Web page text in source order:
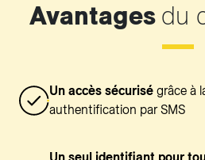
Avantages du
Un accès sécurisé grâce à
authentification par SMS